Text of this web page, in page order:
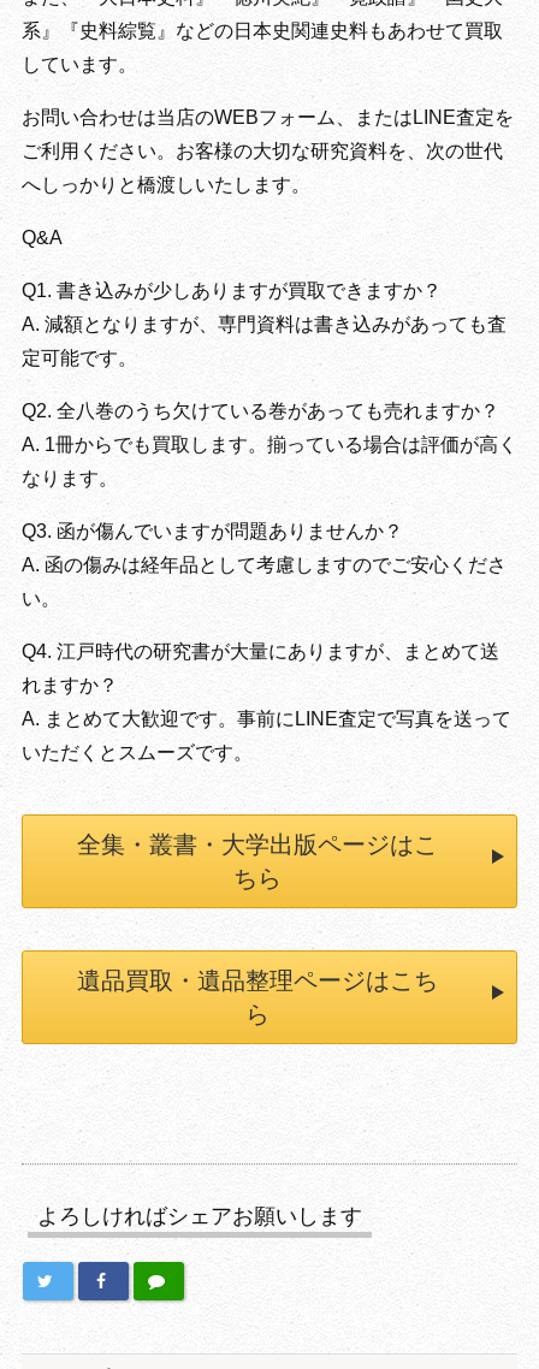
系』『史料綜覧』などの日本史関連史料もあわせて買取
しています。
お問い合わせは当店のWEBフォーム、またはLINE査定を
ご利用ください。お客様の大切な研究資料を、次の世代
へしっかりと橋渡しいたします。
Q&A
Q1. 書き込みが少しありますが買取できますか？
A. 減額となりますが、専門資料は書き込みがあっても査
定可能です。
Q2. 全八巻のうち欠けている巻があっても売れますか？
A. 1冊からでも買取します。揃っている場合は評価が高く
なります。
Q3. 函が傷んでいますが問題ありませんか？
A. 函の傷みは経年品として考慮しますのでご安心くださ
い。
Q4. 江戸時代の研究書が大量にありますが、まとめて送
れますか？
A. まとめて大歓迎です。事前にLINE査定で写真を送って
いただくとスムーズです。
全集・叢書・大学出版ページはこ
ちら
遺品買取・遺品整理ページはこち
ら
よろしければシェアお願いします